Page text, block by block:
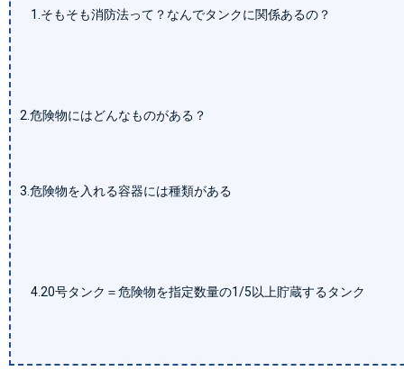
1.そもそも消防法って？なんでタンクに関係あるの？
2.危険物にはどんなものがある？
3.危険物を入れる容器には種類がある
4.20号タンク＝危険物を指定数量の1/5以上貯蔵するタンク